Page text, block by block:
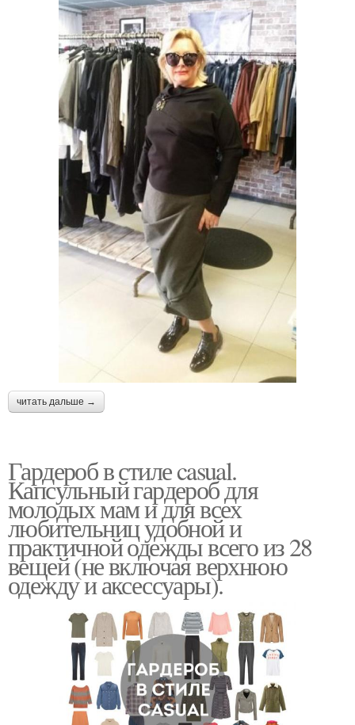
читать дальше →
Гардероб в стиле casual.
Капсульный гардероб для
молодых мам и для всех
любительниц удобной и
практичной одежды всего из 28
вещей (не включая верхнюю
одежду и аксессуары).